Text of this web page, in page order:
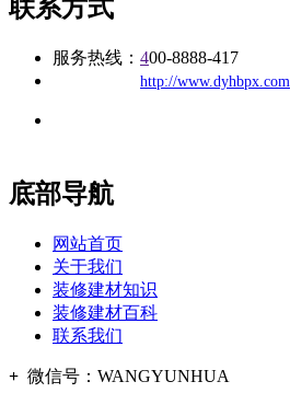
联系方式
服务热线： 400-8888-417
http://www.dyhbpx.com
底部导航
网站首页
关于我们
装修建材知识
装修建材百科
联系我们
+ 微信号： WANGYUNHUA